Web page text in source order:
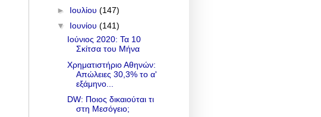
► Ιουλίου (147)
▼ Ιουνίου (141)
Ιούνιος 2020: Τα 10
Σκίτσα του Μήνα
Χρηματιστήριο Αθηνών:
Απώλειες 30,3% το α'
εξάμηνο...
DW: Ποιος δικαιούται τι
στη Μεσόγειο;